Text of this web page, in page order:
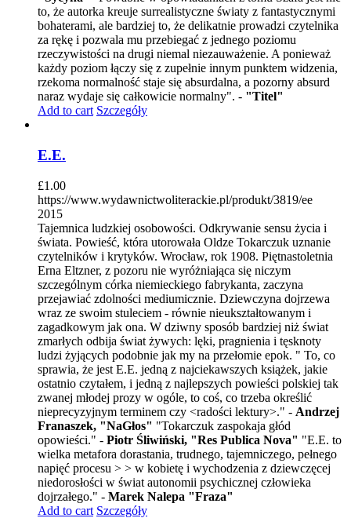
to, że autorka kreuje surrealistyczne światy z fantastycznymi
bohaterami, ale bardziej to, że delikatnie prowadzi czytelnika
za rękę i pozwala mu przebiegać z jednego poziomu
rzeczywistości na drugi niemal niezauważenie. A ponieważ
każdy poziom łączy się z zupełnie innym punktem widzenia,
rzekoma normalność staje się absurdalna, a pozorny absurd
naraz wydaje się całkowicie normalny". - "Titel"
Add to cart Szczegóły
E.E.
£1.00
https://www.wydawnictwoliterackie.pl/produkt/3819/ee
2015
Tajemnica ludzkiej osobowości. Odkrywanie sensu życia i
świata. Powieść, która utorowała Oldze Tokarczuk uznanie
czytelników i krytyków. Wrocław, rok 1908. Piętnastoletnia
Erna Eltzner, z pozoru nie wyróżniająca się niczym
szczególnym córka niemieckiego fabrykanta, zaczyna
przejawiać zdolności mediumicznie. Dziewczyna dojrzewa
wraz ze swoim stuleciem - równie nieukształtowanym i
zagadkowym jak ona. W dziwny sposób bardziej niż świat
zmarłych odbija świat żywych: lęki, pragnienia i tęsknoty
ludzi żyjących podobnie jak my na przełomie epok. " To, co
sprawia, że jest E.E. jedną z najciekawszych książek, jakie
ostatnio czytałem, i jedną z najlepszych powieści polskiej tak
zwanej młodej prozy w ogóle, to coś, co trzeba określić
nieprecyzyjnym terminem czy <radości lektury>." - Andrzej
Franaszek, "NaGłos" "Tokarczuk zaspokaja głód
opowieści." - Piotr Śliwiński, "Res Publica Nova" "E.E. to
wielka metafora dorastania, trudnego, tajemniczego, pełnego
napięć procesu > > w kobietę i wychodzenia z dziewczęcej
niedorosłości w świat autonomii psychicznej człowieka
dojrzałego." - Marek Nalepa "Fraza"
Add to cart Szczegóły